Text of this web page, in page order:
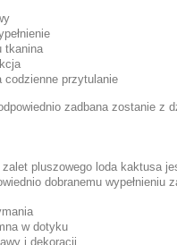
tkanina
codzienne przytulanie
zadbana zostanie z
pluszowego loda kaktusa
dobranemu wypełnieniu
w dotyku
i dekoracji